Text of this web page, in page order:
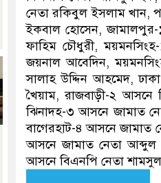
নেতা রকিবুল ইসলাম খান,
ইকবাল হোসেন, জামালপুর-
ফাহিম চৌধুরী,
জয়নাল আবেদিন,
সালাহ উদ্দিন আহমেদ,
খৈয়াম, রাজবাড়ী-২
ঝিনাদহ-৩ আসনে জামাত
বাগেরহাট-৪ আসনে জামাত
আসনে জামাত নেতা আব্দুল
আসনে বিএনপি নেতা